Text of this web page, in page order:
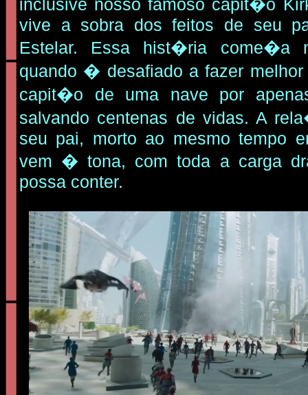
inclusive nosso famoso capit�o
vive a sobra dos feitos de seu
Estelar. Essa hist�ria come�a
quando � desafiado a fazer
capit�o de uma nave por
salvando centenas de vidas. A
seu pai, morto ao mesmo tempo
vem � tona, com toda a carga
possa conter.